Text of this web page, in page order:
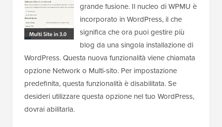
grande fusione. Il nucleo di WPMU è
incorporato in WordPress, il che
significa che ora puoi gestire più
blog da una singola installazione di
WordPress. Questa nuova funzionalità viene chiamata
opzione Network o Multi-sito. Per impostazione
predefinita, questa funzionalità è disabilitata. Se
desideri utilizzare questa opzione nel tuo WordPress,
dovrai abilitarla.